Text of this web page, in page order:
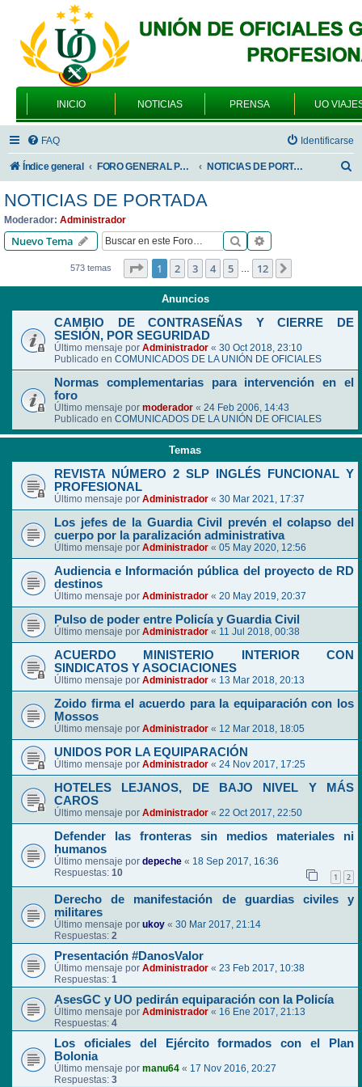
INICIO NOTICIAS PRENSA UO
FAQ Identificarse
Índice general FORO GENERAL PARA TODOS LOS USUARIOS NOTICIAS DE PORTADA
NOTICIAS DE PORTADA
Moderador: Administrador
Nuevo Tema Buscar
573 temas Página de 12
1 2 3 4 5 … 12
Anuncios
CAMBIO DE CONTRASEÑAS Y CIERRE DE
SESIÓN, POR SEGURIDAD
Último mensaje por Administrador « 30 Oct 2018, 23:10
Publicado en COMUNICADOS DE LA UNIÓN DE OFICIALES
Normas complementarias para intervención en el
foro
Último mensaje por moderador « 24 Feb 2006, 14:43
Publicado en COMUNICADOS DE LA UNIÓN DE OFICIALES
Temas
REVISTA NÚMERO 2 SLP INGLÉS FUNCIONAL Y
PROFESIONAL
Último mensaje por Administrador « 30 Mar 2021, 17:37
Los jefes de la Guardia Civil prevén el colapso del
cuerpo por la paralización administrativa
Último mensaje por Administrador « 05 May 2020, 12:56
Audiencia e Información pública del proyecto de RD
destinos
Último mensaje por Administrador « 20 May 2019, 20:37
Pulso de poder entre Policía y Guardia Civil
Último mensaje por Administrador « 11 Jul 2018, 00:38
ACUERDO MINISTERIO INTERIOR CON
SINDICATOS Y ASOCIACIONES
Último mensaje por Administrador « 13 Mar 2018, 20:13
Zoido firma el acuerdo para la equiparación con los
Mossos
Último mensaje por Administrador « 12 Mar 2018, 18:05
UNIDOS POR LA EQUIPARACIÓN
Último mensaje por Administrador « 24 Nov 2017, 17:25
HOTELES LEJANOS, DE BAJO NIVEL Y MÁS
CAROS
Último mensaje por Administrador « 22 Oct 2017, 22:50
Defender las fronteras sin medios materiales ni
humanos
Último mensaje por depeche « 18 Sep 2017, 16:36
Respuestas: 10 1 2
Derecho de manifestación de guardias civiles y
militares
Último mensaje por ukoy « 30 Mar 2017, 21:14
Respuestas: 2
Presentación #DanosValor
Último mensaje por Administrador « 23 Feb 2017, 10:38
Respuestas: 1
AsesGC y UO pedirán equiparación con la Policía
Último mensaje por Administrador « 16 Ene 2017, 21:13
Respuestas: 4
Los oficiales del Ejército formados con el Plan
Bolonia
Último mensaje por manu64 « 17 Nov 2016, 20:27
Respuestas: 3